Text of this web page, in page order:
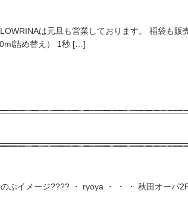
は元旦も営業しております。 福袋
詰め替え） 1秒 […]
ぶイメージ???? ・ ryoya ・ ・ ・ 秋田オーパ